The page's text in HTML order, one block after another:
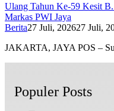
Ulang Tahun Ke-59 Kesit
Markas PWI Jaya
Berita27 Juli, 202627 Juli,
JAKARTA, JAYA POS –
Populer Posts